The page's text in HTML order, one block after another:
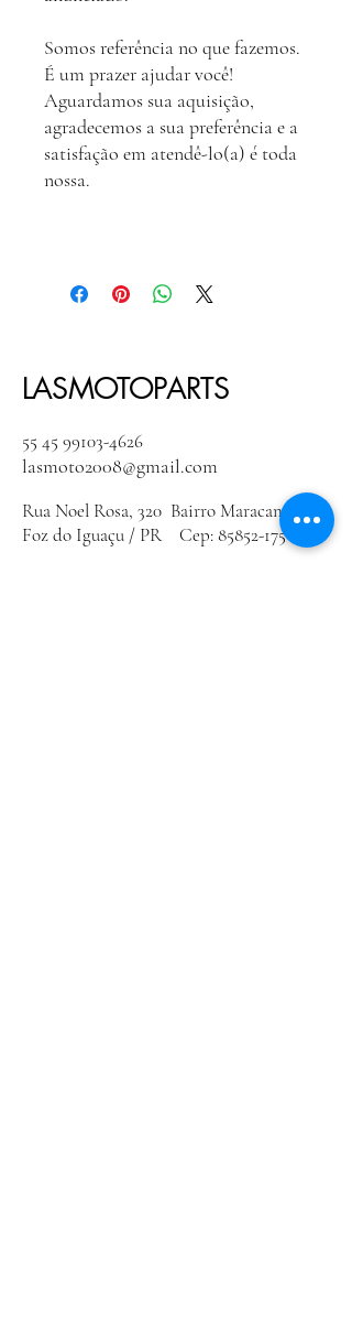
Somos referência no que fazemos.
É um prazer ajudar você!
Aguardamos sua aquisição,
agradecemos a sua preferência e a
satisfação em atendê-lo(a) é toda
nossa.
LASMOTOPARTS
55 45 99103-4626
lasmoto2008@gmail.com
Rua Noel Rosa, 320 Bairro Maracanã
Foz do Iguaçu / PR Cep:85852-175